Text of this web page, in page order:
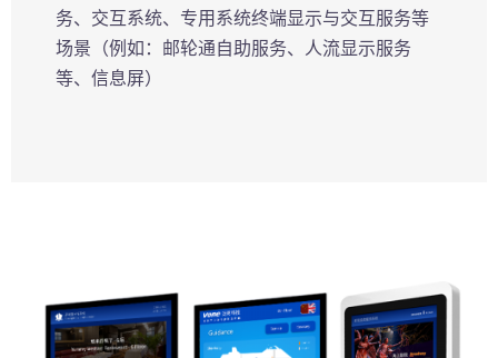
务、交互系统、专用系统终端显示与交互服务等
场景（例如：邮轮通自助服务、人流显示服务
等、信息屏）